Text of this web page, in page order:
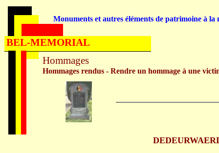
Hommages
Hommages rendus - Rendre un hommage à une
Monuments et autres éléments de patrimoine à la
BEL-MEMORIAL